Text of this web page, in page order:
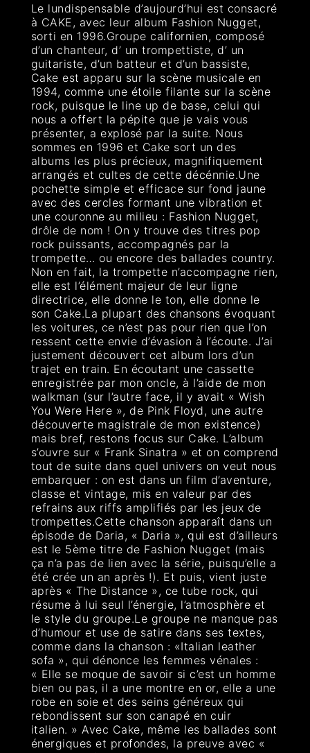
Le lundispensable d’aujourd’hui est consacré
à CAKE, avec leur album Fashion Nugget,
sorti en 1996.Groupe californien, composé
d’un chanteur, d’ un trompettiste, d’ un
guitariste, d’un batteur et d’un bassiste,
Cake est apparu sur la scène musicale en
1994, comme une étoile filante sur la scène
rock, puisque le line up de base, celui qui
nous a offert la pépite que je vais vous
présenter, a explosé par la suite. Nous
sommes en 1996 et Cake sort un des
albums les plus précieux, magnifiquement
arrangés et cultes de cette décénnie.Une
pochette simple et efficace sur fond jaune
avec des cercles formant une vibration et
une couronne au milieu : Fashion Nugget,
drôle de nom ! On y trouve des titres pop
rock puissants, accompagnés par la
trompette… ou encore des ballades country.
Non en fait, la trompette n’accompagne rien,
elle est l’élément majeur de leur ligne
directrice, elle donne le ton, elle donne le
son Cake.La plupart des chansons évoquant
les voitures, ce n’est pas pour rien que l’on
ressent cette envie d’évasion à l’écoute. J’ai
justement découvert cet album lors d’un
trajet en train. En écoutant une cassette
enregistrée par mon oncle, à l’aide de mon
walkman (sur l’autre face, il y avait « Wish
You Were Here », de Pink Floyd, une autre
découverte magistrale de mon existence)
mais bref, restons focus sur Cake. L’album
s’ouvre sur « Frank Sinatra » et on comprend
tout de suite dans quel univers on veut nous
embarquer : on est dans un film d’aventure,
classe et vintage, mis en valeur par des
refrains aux riffs amplifiés par les jeux de
trompettes.Cette chanson apparaît dans un
épisode de Daria, « Daria », qui est d’ailleurs
est le 5ème titre de Fashion Nugget (mais
ça n’a pas de lien avec la série, puisqu’elle a
été crée un an après !). Et puis, vient juste
après « The Distance », ce tube rock, qui
résume à lui seul l’énergie, l’atmosphère et
le style du groupe.Le groupe ne manque pas
d’humour et use de satire dans ses textes,
comme dans la chanson : «Italian leather
sofa », qui dénonce les femmes vénales :
« Elle se moque de savoir si c’est un homme
bien ou pas, il a une montre en or, elle a une
robe en soie et des seins généreux qui
rebondissent sur son canapé en cuir
italien. » Avec Cake, même les ballades sont
énergiques et profondes, la preuve avec «